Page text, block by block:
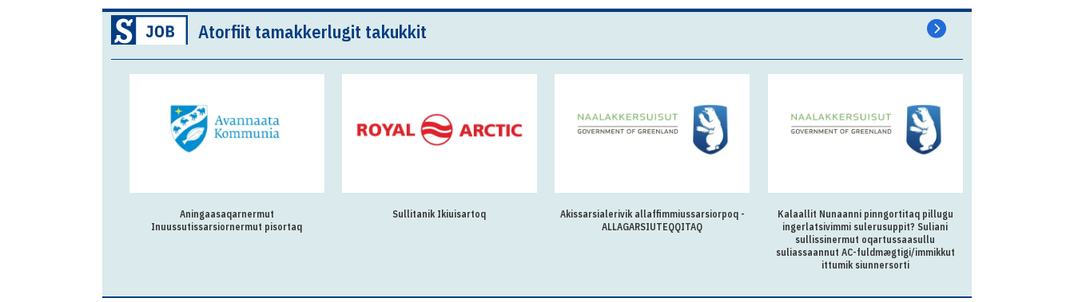
Atorfiit tamakkerlugit takukkit
Aningaasaqarnermut
Inuussutissarsiornermut pisortaq
Sullitanik Ikiuisartoq
Akissarsialerivik allaffimmiussarsiorpoq -
ALLAGARSIUTEQQITAQ
Kalaallit Nunaanni pinngortitaq pillugu
ingerlatsivimmi sulerusuppit? Suliani
sullissinermut oqartussaasullu
suliassaannut AC-fuldmægtigi/immikkut
ittumik siunnersorti